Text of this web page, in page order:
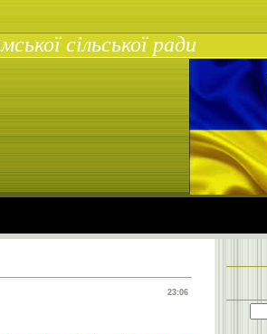
сільської ради
23:06